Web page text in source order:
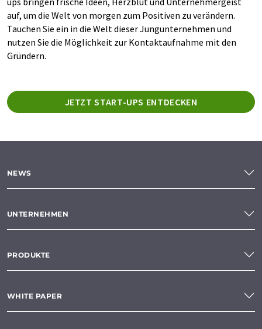
auf, um die Welt von morgen zum Positiven zu verändern.
Tauchen Sie ein in die Welt dieser Jungunternehmen und
nutzen Sie die Möglichkeit zur Kontaktaufnahme mit den
Gründern.
JETZT START-UPS ENTDECKEN
NEWS
UNTERNEHMEN
PRODUKTE
WHITE PAPER